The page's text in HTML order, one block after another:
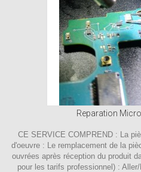
Reparation
CE SERVICE COMPREND : La
d'oeuvre : Le remplacement de la
ouvrées après réception du produit
pour les tarifs professionnel) :